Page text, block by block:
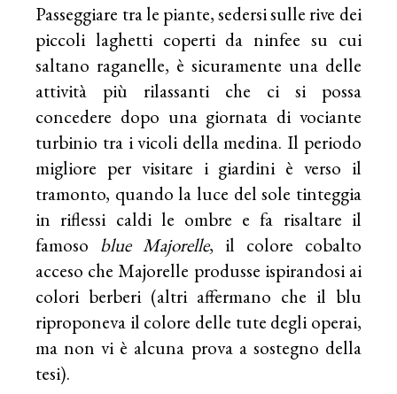
Passeggiare tra le piante, sedersi sulle rive dei
piccoli laghetti coperti da ninfee su cui
saltano raganelle, è sicuramente una delle
attività più rilassanti che ci si possa
concedere dopo una giornata di vociante
turbinio tra i vicoli della medina. Il periodo
migliore per visitare i giardini è verso il
tramonto, quando la luce del sole tinteggia
in riflessi caldi le ombre e fa risaltare il
famoso blue Majorelle, il colore cobalto
acceso che Majorelle produsse ispirandosi ai
colori berberi (altri affermano che il blu
riproponeva il colore delle tute degli operai,
ma non vi è alcuna prova a sostegno della
tesi).